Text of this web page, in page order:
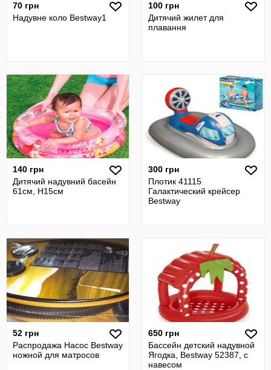
70 грн
Надувне коло Bestway1
100 грн
Дитячий жилет для
плавання
140 грн
Дитячий надувний басейн
61см, H15см
300 грн
Плотик 41115
Галактический крейсер
Bestway
52 грн
Распродажа Насос Bestway
ножной для матросов
650 грн
Бассейн детский надувной
Ягодка, Bestway 52387, с
навесом